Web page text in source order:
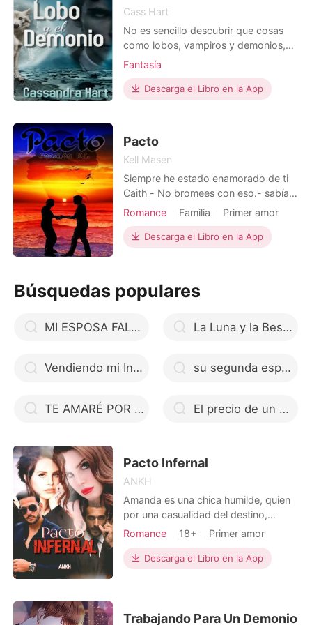
Cass Hart
No es sencillo descubrir que cosas
como lobos, vampiros y demonios,
existen. Tampoco lo es el aceptar
compañero de alguno o como en el
caso de Emily, de dos. Abrumada por
víctima y le pone una maldición.Sus
Fantasía
Descarga el Libro en la App
Pacto
Kell Masen
Siempre he estado enamorado de ti
Caith - No bromees con eso.- sabía
que no me creería fácilmente, debía
verdad. - No es una broma. - le dije
casi suplicando.- hice un pacto con
él en todo e
Romance Familia Primer amor
Descarga el Libro en la App
Búsquedas populares
MI ESPOSA FALSA Y YO ¿ENAMORADOS? La Luna y la Bestia
Vendiendo mi Inocencia... al CEO su segunda esposa
TE AMARÉ POR SIEMPRE El precio de un error
Pacto Infernal
ANKH
Amanda es una chica humilde, quien
por una casualidad del destino,
presencia el asesinato de una mujer
a ella. Esa mujer acaba de dar a luz
en el mismo hospital donde su madre
por el hombre
Romance 18+
Primer amor
Mafia
Encantadora
Descarga el Libro en la App
Trabajando Para Un Demonio